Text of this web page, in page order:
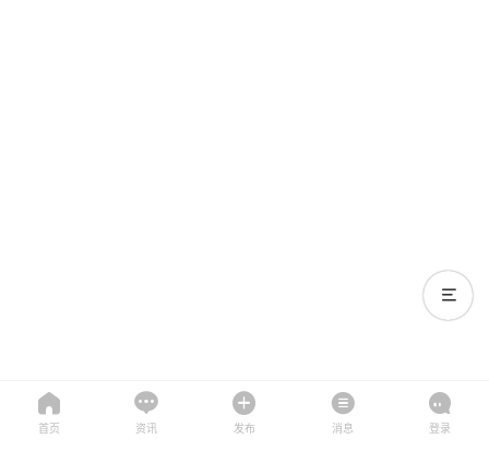
首页 资讯 发布 消息 登录